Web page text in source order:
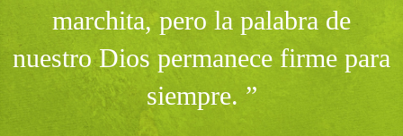
marchita, pero la palabra de
nuestro Dios permanece firme para
siempre. ”